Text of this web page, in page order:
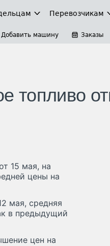
Перевозчикам
Добавить машину Заказы
топливо
15 мая, на
цены на
мая, средняя
в предыдущий
цен на